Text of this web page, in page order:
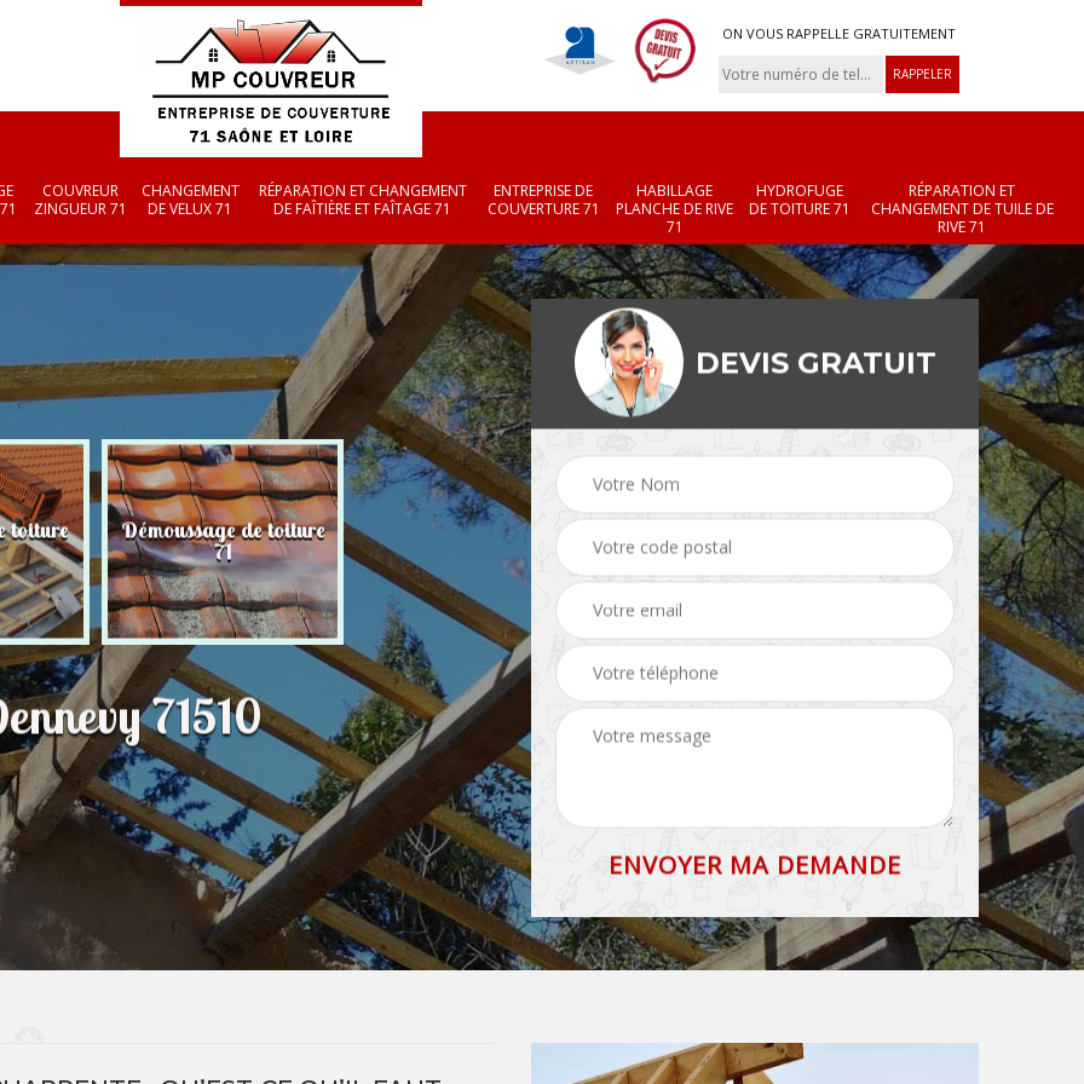
ON VOUS RAPPELLE GRATUITEMENT
COUVREUR
ZINGUEUR 71
CHANGEMENT
DE VELUX 71
RÉPARATION ET CHANGEMENT
DE FAÎTIÈRE ET FAÎTAGE 71
ENTREPRISE DE
COUVERTURE 71
HABILLAGE
PLANCHE DE RIVE
71
HYDROFUGE
DE TOITURE 71
RÉPARATION ET
CHANGEMENT DE TUILE DE
RIVE 71
toiture Démoussage de toiture
71 Couvreur zingueur 71 71
Réparation et
changement de
et faîtage 71
71510
DEVIS GRATUIT